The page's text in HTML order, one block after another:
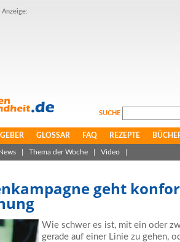
Anzeige:
SUCHE
GLOSSAR FAQ REZEPTE
Thema der Woche Video
geht
Wie schwer es ist, mit ein oder
gerade auf einer Linie zu gehen,